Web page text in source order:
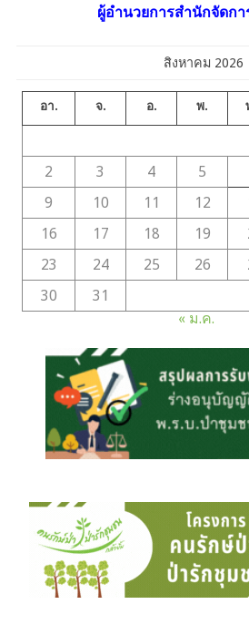
ผู้อำนวยการสำนักจัดก
สิงหาคม 2026
อา. จ. อ. พ.
2
3 4 5
9
10 11 12
16
17 18 19
23
24 25 26
30
31
« ม.ค.